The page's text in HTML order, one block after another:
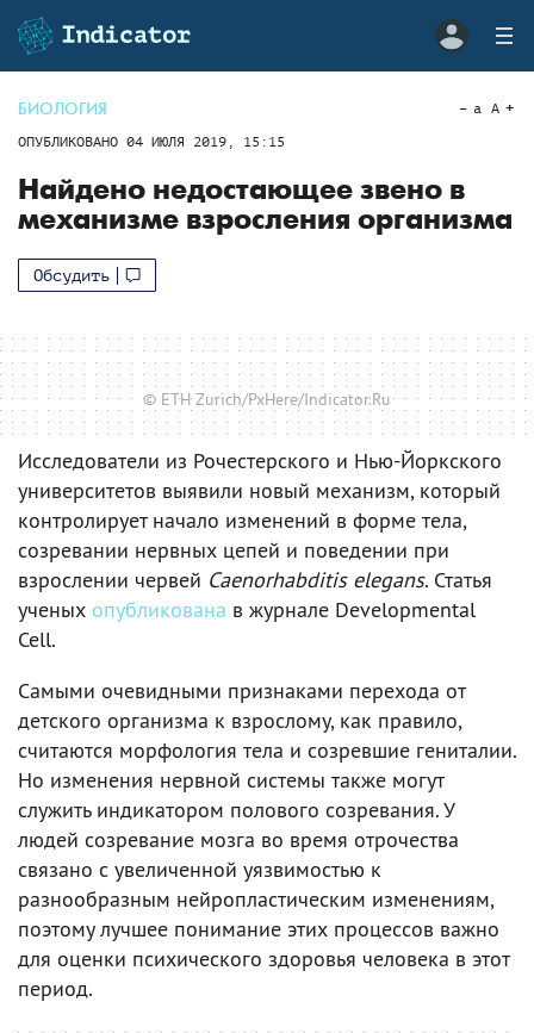
БИОЛОГИЯ
ОПУБЛИКОВАНО 04 ИЮЛЯ 2019, 15:15
a A
Найдено недостающее звено в
механизме взросления организма
Обсудить
© ETH Zurich/PxHere/Indicator.Ru
Исследователи из Рочестерского и Нью-Йоркского
университетов выявили новый механизм, который
контролирует начало изменений в форме тела,
созревании нервных цепей и поведении при
взрослении червей Caenorhabditis elegans. Статья
ученых опубликована в журнале Developmental
Cell.
Самыми очевидными признаками перехода от
детского организма к взрослому, как правило,
считаются морфология тела и созревшие гениталии.
Но изменения нервной системы также могут
служить индикатором полового созревания. У
людей созревание мозга во время отрочества
связано с увеличенной уязвимостью к
разнообразным нейропластическим изменениям,
поэтому лучшее понимание этих процессов важно
для оценки психического здоровья человека в этот
период.